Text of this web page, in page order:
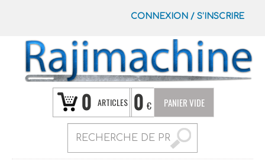
CONNEXION / S’INSCRIRE
0 ARTICLES 0 € PANIER VIDE